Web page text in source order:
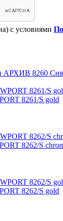
с условиями
АРХИВ 8260
8261/S gold
8262/S
8262/S gold